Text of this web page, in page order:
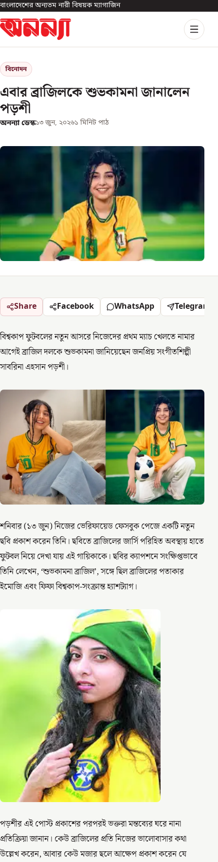
বাংলাদেশের অন্যতম নারী বিষয়ক ম্যাগাজিন
বিনোদন
এবার ব্রাজিলকে শুভকামনা জানালেন
পড়শী
অনন্যা ডেস্ক১৩ জুন, ২০২৬১ মিনিট পাঠ
Share Facebook WhatsApp Telegram
বিশ্বকাপ ফুটবলের নতুন আসরে নিজেদের প্রথম ম্যাচ খেলতে নামার
আগেই ব্রাজিল দলকে শুভকামনা জানিয়েছেন জনপ্রিয় সংগীতশিল্পী
সাবরিনা এহসান পড়শী।
শনিবার (১৩ জুন) নিজের ভেরিফায়েড ফেসবুক পেজে একটি নতুন
ছবি প্রকাশ করেন তিনি। ছবিতে ব্রাজিলের জার্সি পরিহিত অবস্থায় হাতে
ফুটবল নিয়ে দেখা যায় এই গায়িকাকে। ছবির ক্যাপশনে সংক্ষিপ্তভাবে
তিনি লেখেন, ‘শুভকামনা ব্রাজিল’, সঙ্গে ছিল ব্রাজিলের পতাকার
ইমোজি এবং ফিফা বিশ্বকাপ-সংক্রান্ত হ্যাশট্যাগ।
পড়শীর এই পোস্ট প্রকাশের পরপরই ভক্তরা মন্তব্যের ঘরে নানা
প্রতিক্রিয়া জানান। কেউ ব্রাজিলের প্রতি নিজের ভালোবাসার কথা
উল্লেখ করেন, আবার কেউ মজার ছলে আক্ষেপ প্রকাশ করেন যে